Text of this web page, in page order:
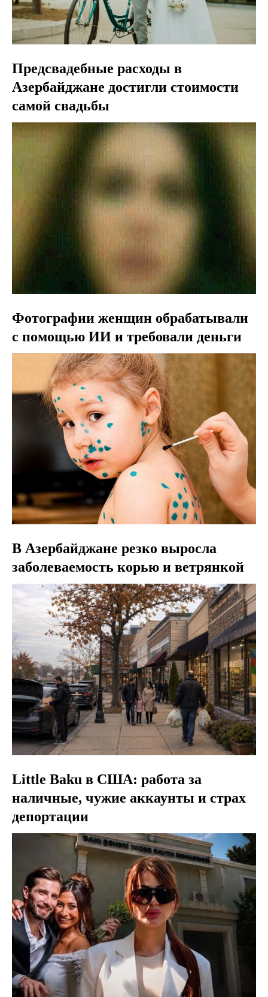
Предсвадебные расходы в
Азербайджане достигли стоимости
самой свадьбы
Фотографии женщин обрабатывали
с помощью ИИ и требовали деньги
В Азербайджане резко выросла
заболеваемость корью и ветрянкой
Little Baku в США: работа за
наличные, чужие аккаунты и страх
депортации